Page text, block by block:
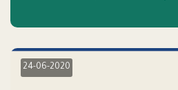
24-06-2020